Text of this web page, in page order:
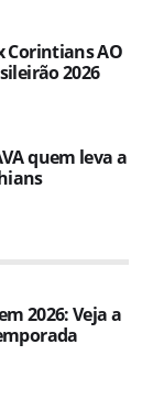
Corintians AO
2026
quem leva a
2026: Veja a